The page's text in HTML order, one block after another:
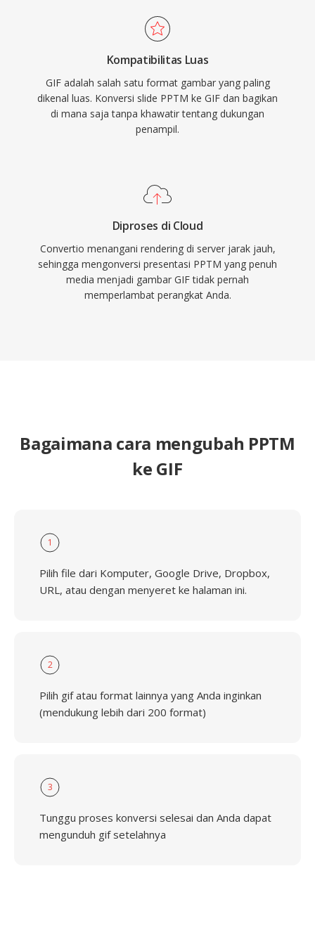
Kompatibilitas Luas
GIF adalah salah satu format gambar yang paling
dikenal luas. Konversi slide PPTM ke GIF dan bagikan
di mana saja tanpa khawatir tentang dukungan
penampil.
Diproses di Cloud
Convertio menangani rendering di server jarak jauh,
sehingga mengonversi presentasi PPTM yang penuh
media menjadi gambar GIF tidak pernah
memperlambat perangkat Anda.
Bagaimana cara mengubah PPTM
ke GIF
1
Pilih file dari Komputer, Google Drive, Dropbox,
URL, atau dengan menyeret ke halaman ini.
2
Pilih gif atau format lainnya yang Anda inginkan
(mendukung lebih dari 200 format)
3
Tunggu proses konversi selesai dan Anda dapat
mengunduh gif setelahnya